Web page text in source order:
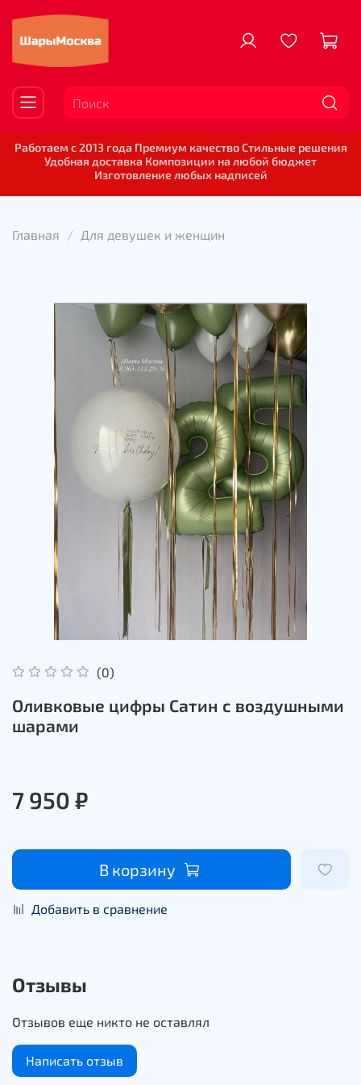
Работаем с 2013 года Премиум качество Стильные решения
Удобная доставка Композиции на любой бюджет
Изготовление любых надписей
Главная Для девушек и женщин
(0)
Оливковые цифры Сатин с воздушными
шарами
7 950 ₽
В корзину
Добавить в сравнение
Отзывы
Отзывов еще никто не оставлял
Написать отзыв